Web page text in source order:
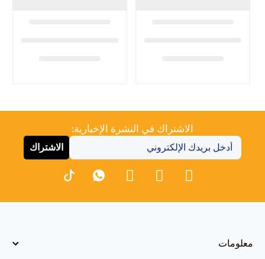
الاشتراك في النشرة الإخبارية:
الاشتراك
معلومات